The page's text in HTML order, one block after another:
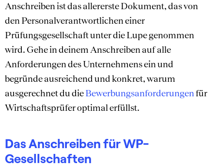
Anschreiben ist das allererste Dokument, das von
den Personalverantwortlichen einer
Prüfungsgesellschaft unter die Lupe genommen
wird. Gehe in deinem Anschreiben auf alle
Anforderungen des Unternehmens ein und
begründe ausreichend und konkret, warum
ausgerechnet du dieBewerbungsanforderungenfür
Wirtschaftsprüfer optimal erfüllst.
Das Anschreiben für WP-
Gesellschaften